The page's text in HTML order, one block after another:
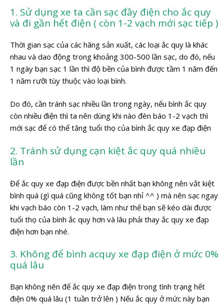
1. Sử dụng xe ta cần sạc đầy điện cho ắc quy
và đi gần hết điện ( còn 1-2 vạch mới sạc tiếp )
Thời gian sạc của các hãng sản xuất, các loại ắc quy là khác
nhau và dao động trong khoảng 300-500 lần sạc, do đó, nếu
1 ngày bạn sạc 1 lần thì độ bền của bình được tầm 1 năm đến
1 năm rưỡi tùy thuộc vào loại bình.
Do đó, cần tránh sạc nhiều lần trong ngày, nếu bình ắc quy
còn nhiều điện thì ta nên dùng khi nào đèn báo 1-2 vạch thì
mới sạc để có thể tăng tuổi thọ của bình ắc quy xe đạp điện
2. Tránh sử dụng cạn kiệt ắc quy quá nhiều
lần
Để ắc quy xe đạp điện được bền nhất bạn không nên vắt kiệt
bình quá (gì quá cũng không tốt bạn nhỉ ^^ ) mà nên sạc ngay
khi vạch báo còn 1-2 vạch, làm như thế bạn sẽ kéo dài được
tuổi thọ của bình ắc quy hơn và lâu phải thay ắc quy xe đạp
điện hơn bạn nhé.
3. Không để bình acquy xe đạp điện ở mức 0%
quá lâu
Bạn không nên để ắc quy xe đạp điện trong tình trạng hết
điện 0% quá lâu (1 tuần trở lên ) Nếu ắc quy ở mức này bạn